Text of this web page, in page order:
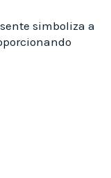
simboliza a